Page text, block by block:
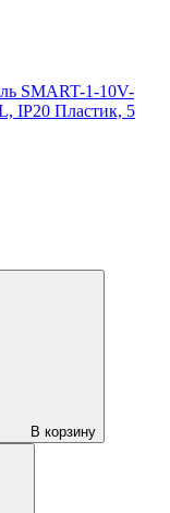
SMART-1-10V-
IP20 Пластик, 5
В корзину